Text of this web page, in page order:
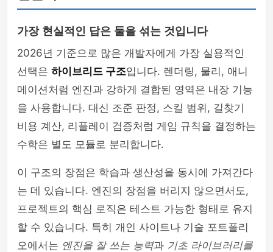
가장 현실적인 답은 둘을 섞는 것입니다
2026년 기준으로 많은 개발자에게 가장 실용적인
선택은 하이브리드 구조입니다. 렌더링, 물리, 애니
메이션처럼 엔진과 강하게 결합된 영역은 내장 기능
을 사용합니다. 대신 조준 판정, 스킬 범위, 길찾기
비용 계산, 리플레이 검증처럼 게임 규칙을 결정하는
수학은 별도 모듈로 분리합니다.
이 구조의 장점은 학습과 생산성을 동시에 가져간다
는 데 있습니다. 엔진의 장점을 버리지 않으면서도,
프로젝트의 핵심 로직은 테스트 가능한 형태로 유지
할 수 있습니다. 특히 개인 사이트나 기술 포트폴리
오에서는 엔진을 잘 쓰는 능력과 기초 라이브러리를